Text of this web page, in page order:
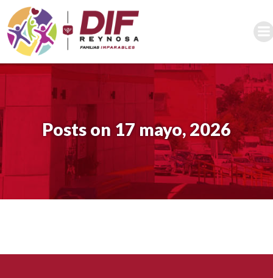
al
contenido
Posts on 17 mayo, 2026